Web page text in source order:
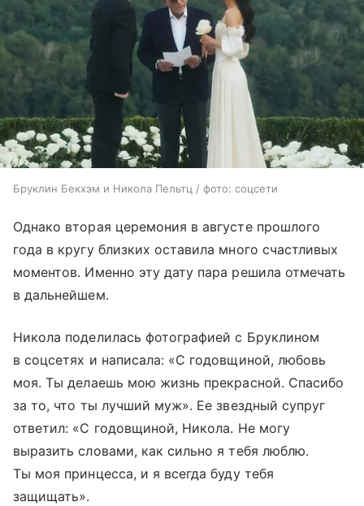
Бруклин Бекхэм и Никола Пельтц / фото: соцсети
Однако вторая церемония в августе прошлого
года в кругу близких оставила много счастливых
моментов. Именно эту дату пара решила отмечать
в дальнейшем.
Никола поделилась фотографией с Бруклином
в соцсетях и написала: «С годовщиной, любовь
моя. Ты делаешь мою жизнь прекрасной. Спасибо
за то, что ты лучший муж». Ее звездный супруг
ответил: «С годовщиной, Никола. Не могу
выразить словами, как сильно я тебя люблю.
Ты моя принцесса, и я всегда буду тебя
защищать».